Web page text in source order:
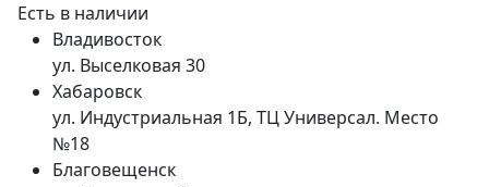
Есть в наличии
Владивосток
ул. Выселковая 30
Хабаровск
ул. Индустриальная 1Б, ТЦ Универсал. Место
№18
Благовещенск